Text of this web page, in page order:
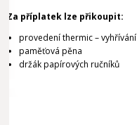
Za příplatek lze přikoupit:
provedení thermic – vyhřívání
paměťová pěna
držák papírových ručníků